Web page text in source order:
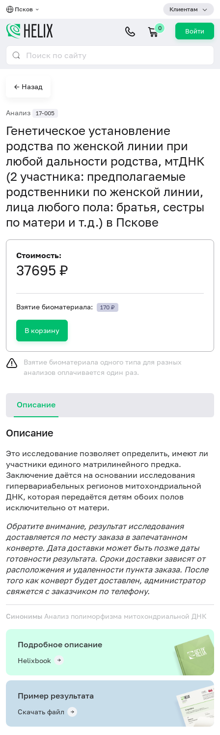
Псков Клиентам
0 Войти
← Назад
Анализ 17-005
Генетическое установление
родства по женской линии при
любой дальности родства, мтДНК
(2 участника: предполагаемые
родственники по женской линии,
лица любого пола: братья, сестры
по матери и т.д.) в Пскове
Стоимость:
37695 ₽
Взятие биоматериала: 170 ₽
В корзину
Взятие биоматериала одного типа для разных
анализов оплачивается один раз.
Описание
Описание
Это исследование позволяет определить, имеют ли
участники единого матрилинейного предка.
Заключение даётся на основании исследования
гипервариабельных регионов митохондриальной
ДНК, которая передаётся детям обоих полов
исключительно от матери.
Обратите внимание, результат исследования
доставляется по месту заказа в запечатанном
конверте. Дата доставки может быть позже даты
готовности результата. Сроки доставки зависят от
расположения и удаленности пункта заказа. После
того как конверт будет доставлен, администратор
свяжется с заказчиком по телефону.
Синонимы Анализ полиморфизма митохондриальной ДНК
Подробное описание
Helixbook
Пример результата
Скачать файл